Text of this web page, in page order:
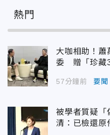
熱門
大咖相助！蕭
委 贈「珍藏
57分鐘前 要聞
被學者質疑
清：已檢還原